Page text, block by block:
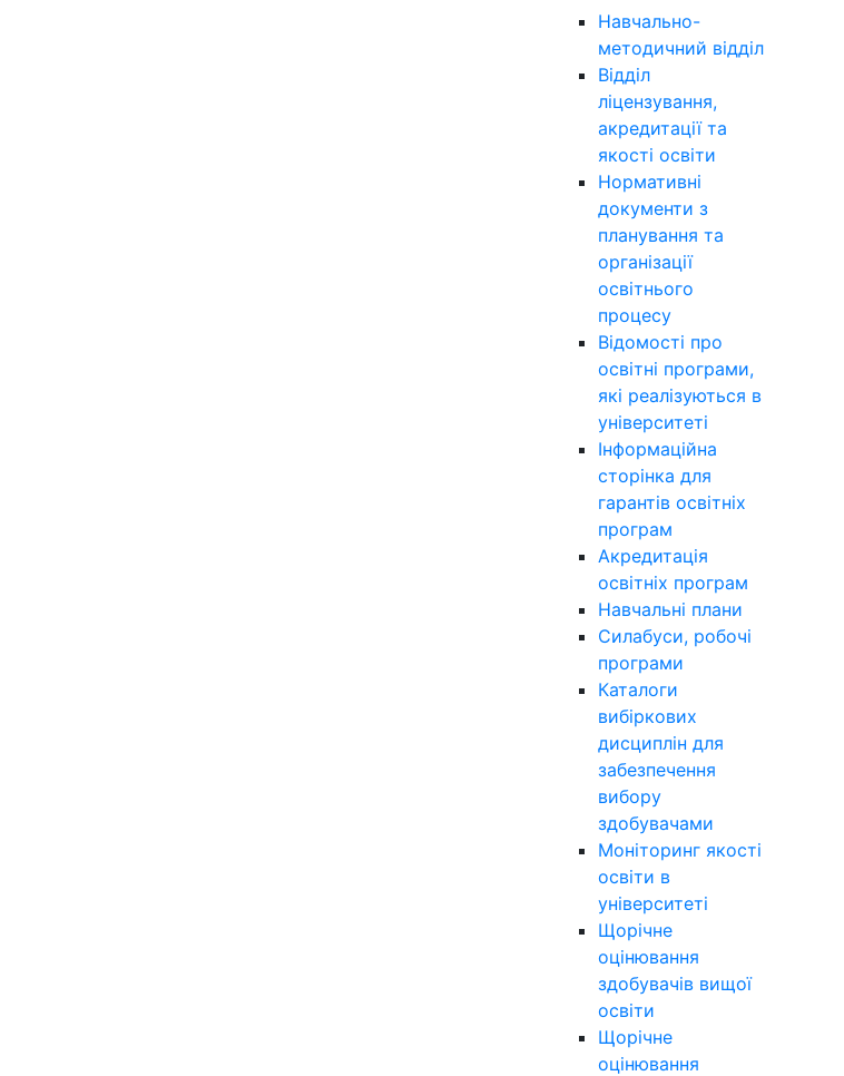
Навчально-
методичний відділ
Відділ
ліцензування,
акредитації та
якості освіти
Нормативні
документи з
планування та
організації
освітнього
процесу
Відомості про
освітні програми,
які реалізуються в
університеті
Інформаційна
сторінка для
гарантів освітніх
програм
Акредитація
освітніх програм
Навчальні плани
Силабуси, робочі
програми
Каталоги
вибіркових
дисциплін для
забезпечення
вибору
здобувачами
Моніторинг якості
освіти в
університеті
Щорічне
оцінювання
здобувачів вищої
освіти
Щорічне
оцінювання